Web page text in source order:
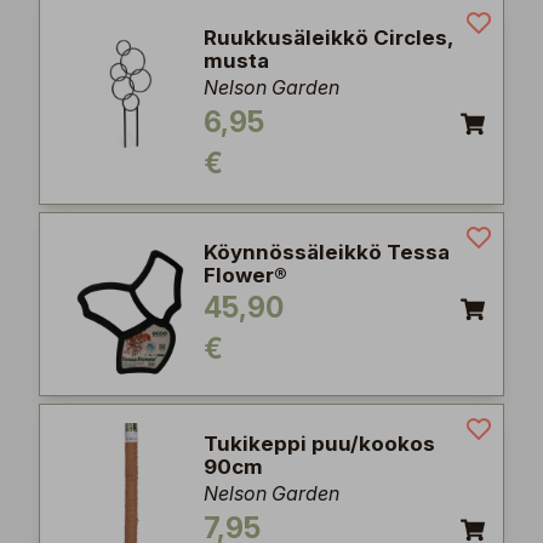
Ruukkusäleikkö Circles,
musta
Nelson Garden
6,95
€
Köynnössäleikkö Tessa
Flower®
45,90
€
Tukikeppi puu/kookos
90cm
Nelson Garden
7,95